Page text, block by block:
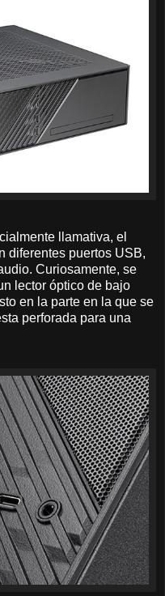
llamativa, el
diferentes puertos USB,
Curiosamente, se
lector óptico de bajo
en la parte en la que se
perforada para una